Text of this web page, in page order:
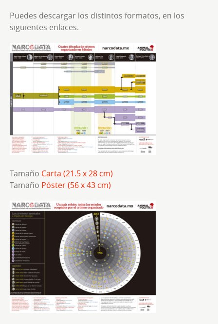
Puedes descargar los distintos formatos, en los
siguientes enlaces.
Tamaño Carta (21.5 x 28 cm)
Tamaño Póster (56 x 43 cm)